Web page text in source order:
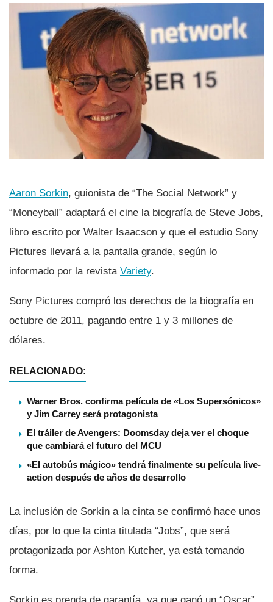
Aaron Sorkin, guionista de “The Social Network” y
“Moneyball” adaptará el cine la biografí­a de Steve Jobs,
libro escrito por Walter Isaacson y que el estudio Sony
Pictures llevará a la pantalla grande, según lo
informado por la revista Variety.
Sony Pictures compró los derechos de la biografí­a en
octubre de 2011, pagando entre 1 y 3 millones de
dólares.
RELACIONADO:
Warner Bros. confirma película de «Los Supersónicos»
y Jim Carrey será protagonista
El tráiler de Avengers: Doomsday deja ver el choque
que cambiará el futuro del MCU
«El autobús mágico» tendrá finalmente su película live-
action después de años de desarrollo
La inclusión de Sorkin a la cinta se confirmó hace unos
dí­as, por lo que la cinta titulada “Jobs”, que será
protagonizada por Ashton Kutcher, ya está tomando
forma.